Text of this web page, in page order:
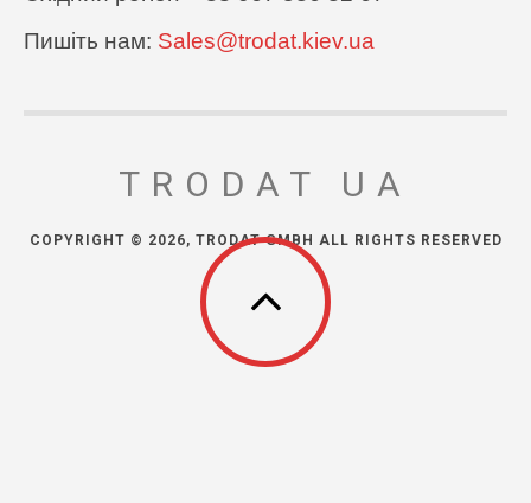
Пишіть нам: Sales@trodat.kiev.ua
TRODAT UA
COPYRIGHT © 2026, TRODAT GMBH ALL RIGHTS RESERVED